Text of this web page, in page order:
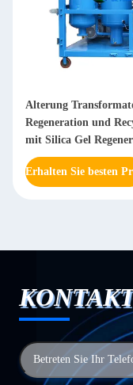
Alterung
Regeneration und
mit Silica Gel
ausgestattet
Erhalten Sie besten